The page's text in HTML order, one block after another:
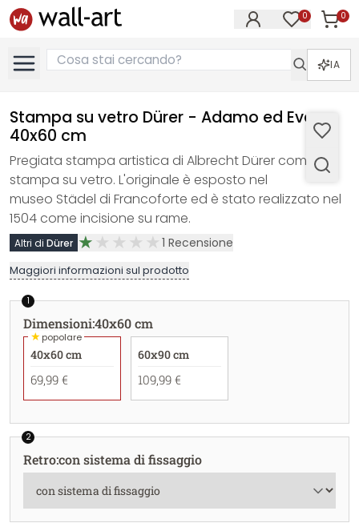
0 0
IA
Stampa su vetro Dürer - Adamo ed Eva -
40x60 cm
Pregiata stampa artistica di Albrecht Dürer come
stampa su vetro. L'originale è esposto nel
museo Städel di Francoforte ed è stato realizzato nel
1504 come incisione su rame.
Altri di Dürer 1 Recensione
Maggiori informazioni sul prodotto
1
Dimensioni:40x60 cm
★popolare
40x60 cm
69,99 €
60x90 cm
109,99 €
2
Retro:con sistema di fissaggio